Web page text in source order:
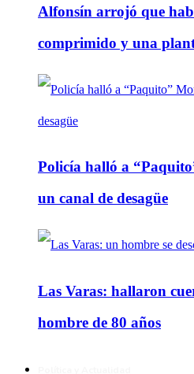
Alfonsín arrojó que
comprimido y una
Policía halló a
un canal de desagüe
Las Varas: hallaron
hombre de 80 años